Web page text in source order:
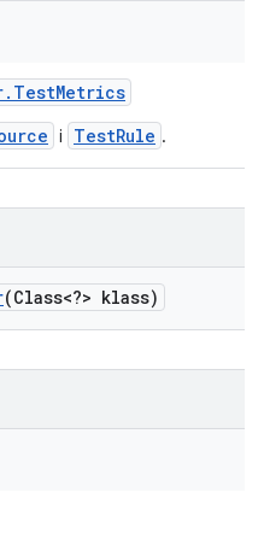
. TestMetrics
i TestRule .
(Class<?> klass)